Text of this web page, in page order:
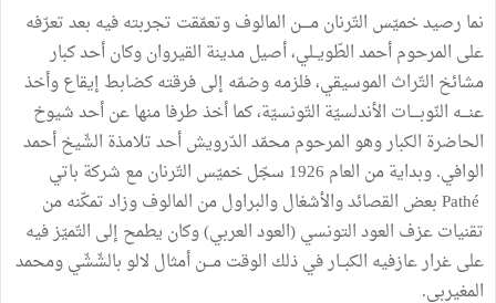
نما رصيد خميّس التّرنان مــــن المالوف وتعمّقت تجربته فيه بعد تعرّفه
على المرحوم أحمد الطّويــلي، أصيل مدينة القيروان وكان أحد كبار
مشائخ التّراث الموسيقي، فلزمه وضمّه إلى فرقته كضابط إيقاع وأخذ
عنـــه النّوبــــات الأندلسيّة التّونسيّة، كما أخذ طرفا منها عن أحد شيوخ
الحاضرة الكبار وهو المرحوم محمّد الدّرويش أحد تلامذة الشّيخ أحمد
الوافي. وبداية من العام 1926 سجّل خميّس التّرنان مع شركة باتي
Pathé بعض القصائد والأشغال والبراول من المالوف وزاد تمكّنه من
تقنيات عزف العود التونسي (العود العربي) وكان يطمح إلى التّميّز فيه
على غرار عازفيه الكبــار في ذلك الوقت مـــن أمثال لالو بالشّشّي ومحمد
المغيربي.